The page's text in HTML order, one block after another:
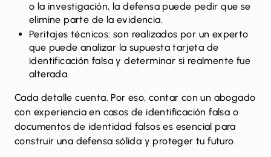
o la investigación, la defensa puede pedir que se
elimine parte de la evidencia.
Peritajes técnicos: son realizados por un experto
que puede analizar la supuesta tarjeta de
identificación falsa y determinar si realmente fue
alterada.
Cada detalle cuenta. Por eso, contar con un abogado
con experiencia en casos de identificación falsa o
documentos de identidad falsos es esencial para
construir una defensa sólida y proteger tu futuro.